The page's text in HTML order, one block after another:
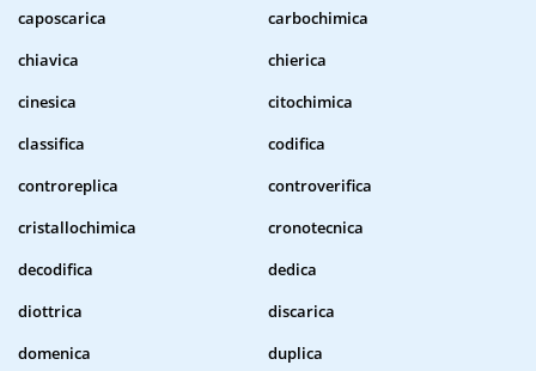
caposcarica
carbochimica
chiavica
chierica
cinesica
citochimica
classifica
codifica
controreplica
controverifica
cristallochimica
cronotecnica
decodifica
dedica
diottrica
discarica
domenica
duplica